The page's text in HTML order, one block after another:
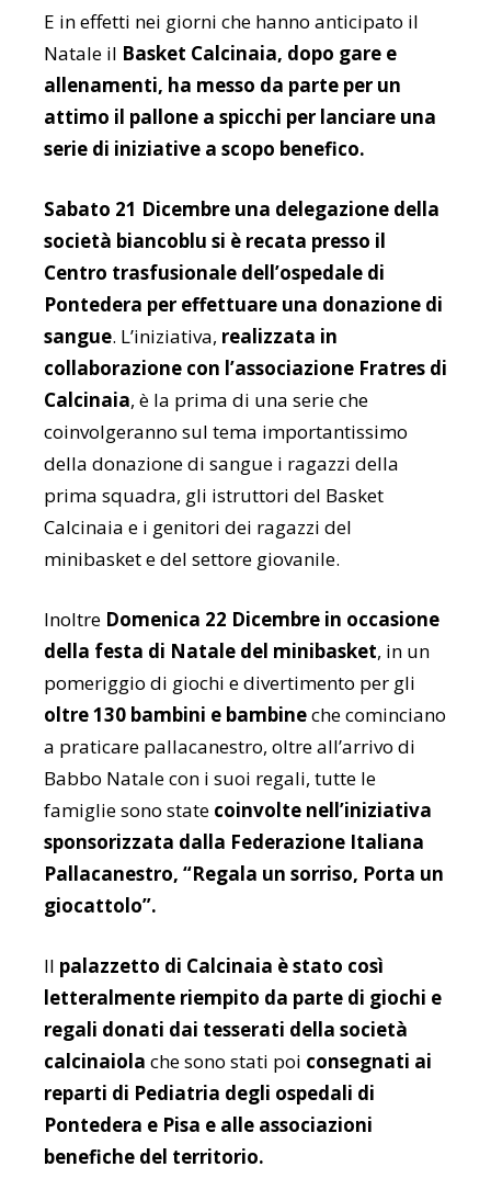
E in effetti nei giorni che hanno anticipato il
Natale il Basket Calcinaia, dopo gare e
allenamenti, ha messo da parte per un
attimo il pallone a spicchi per lanciare una
serie di iniziative a scopo benefico.
Sabato 21 Dicembre una delegazione della
società biancoblu si è recata presso il
Centro trasfusionale dell’ospedale di
Pontedera per effettuare una donazione di
sangue. L’iniziativa, realizzata in
collaborazione con l’associazione Fratres di
Calcinaia, è la prima di una serie che
coinvolgeranno sul tema importantissimo
della donazione di sangue i ragazzi della
prima squadra, gli istruttori del Basket
Calcinaia e i genitori dei ragazzi del
minibasket e del settore giovanile.
Inoltre Domenica 22 Dicembre in occasione
della festa di Natale del minibasket, in un
pomeriggio di giochi e divertimento per gli
oltre 130 bambini e bambineche cominciano
a praticare pallacanestro, oltre all’arrivo di
Babbo Natale con i suoi regali, tutte le
famiglie sono state coinvolte nell’iniziativa
sponsorizzata dalla Federazione Italiana
Pallacanestro, “Regala un sorriso, Porta un
giocattolo”.
Il palazzetto di Calcinaia è stato così
letteralmente riempito da parte di giochi e
regali donati dai tesserati della società
calcinaiola che sono stati poi consegnati ai
reparti di Pediatria degli ospedali di
Pontedera e Pisa e alle associazioni
benefiche del territorio.